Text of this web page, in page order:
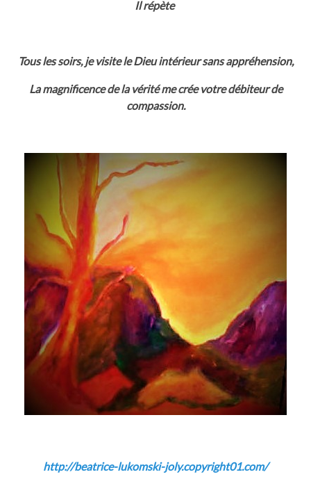
Il répète
Tous les soirs, je visite le Dieu intérieur sans appréhension,
La magnificence de la vérité me crée votre débiteur de
compassion.
http://beatrice-lukomski-joly.copyright01.com/